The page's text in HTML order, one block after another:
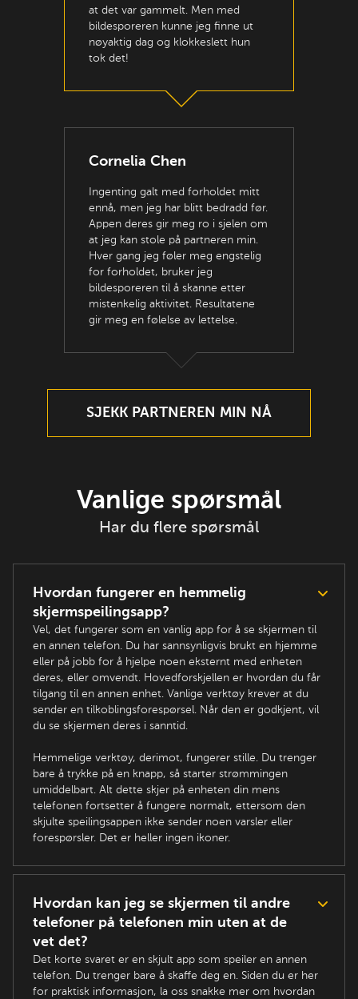
at det var gammelt. Men med
bildesporeren kunne jeg finne ut
nøyaktig dag og klokkeslett hun
tok det!
Cornelia Chen
Ingenting galt med forholdet mitt
ennå, men jeg har blitt bedradd før.
Appen deres gir meg ro i sjelen om
at jeg kan stole på partneren min.
Hver gang jeg føler meg engstelig
for forholdet, bruker jeg
bildesporeren til å skanne etter
mistenkelig aktivitet. Resultatene
gir meg en følelse av lettelse.
SJEKK PARTNEREN MIN NÅ
Vanlige spørsmål
Har du flere spørsmål
Hvordan fungerer en hemmelig
skjermspeilingsapp?
Vel, det fungerer som en vanlig app for å se skjermen til
en annen telefon. Du har sannsynligvis brukt en hjemme
eller på jobb for å hjelpe noen eksternt med enheten
deres, eller omvendt. Hovedforskjellen er hvordan du får
tilgang til en annen enhet. Vanlige verktøy krever at du
sender en tilkoblingsforespørsel. Når den er godkjent, vil
du se skjermen deres i sanntid.
Hemmelige verktøy, derimot, fungerer stille. Du trenger
bare å trykke på en knapp, så starter strømmingen
umiddelbart. Alt dette skjer på enheten din mens
telefonen fortsetter å fungere normalt, ettersom den
skjulte speilingsappen ikke sender noen varsler eller
forespørsler. Det er heller ingen ikoner.
Hvordan kan jeg se skjermen til andre
telefoner på telefonen min uten at de
vet det?
Det korte svaret er en skjult app som speiler en annen
telefon. Du trenger bare å skaffe deg en. Siden du er her
for praktisk informasjon, la oss snakke mer om hvordan